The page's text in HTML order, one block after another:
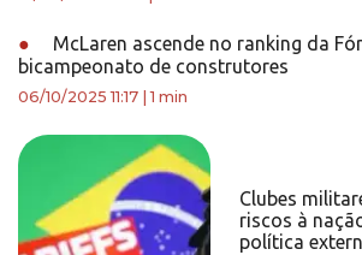
●
McLaren ascende no ranking da
bicampeonato de construtores
06/10/2025 11:17 |1 min
Clubes
riscos à
política